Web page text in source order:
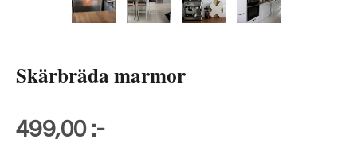
Skärbräda marmor
499,00 :-